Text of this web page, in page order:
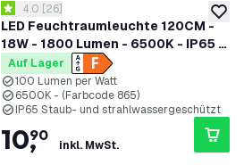
zur
LED Feuchtraumleuchte 120CM -
18W - 1800 Lumen - 6500K - IP65 -
Inkl. LED Röhre
Bewertungsbereich öffnen
4 Bewertungssterne
4.0 [26]
Auf Lager
100 Lumen per Watt
6500K - (Farbcode 865)
IP65 Staub- und strahlwassergeschützt
10,
90
inkl. MwSt.